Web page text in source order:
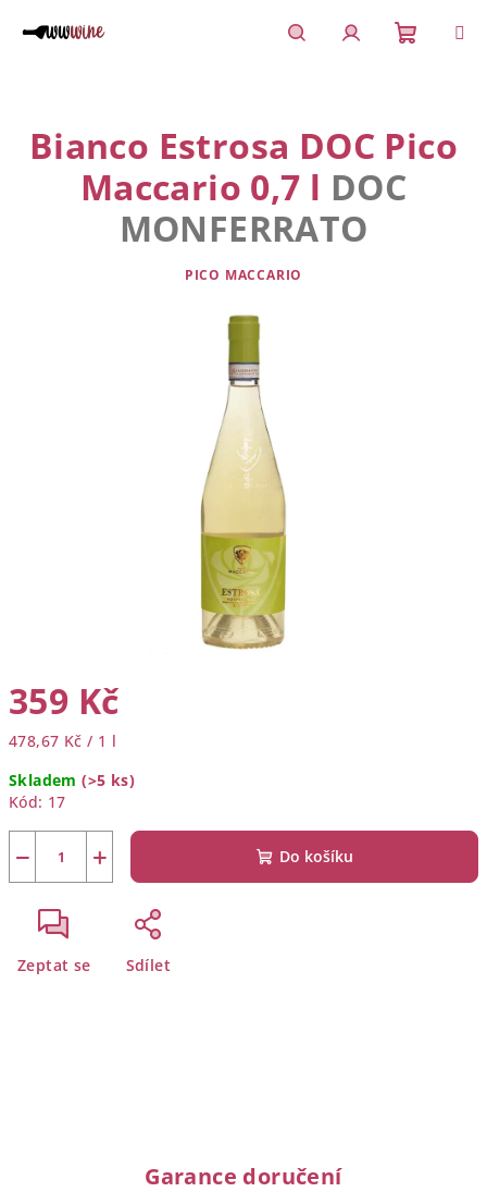
košík
359 Kč
Měrná
478,67 Kč / 1 l
Skladem(>5 ks)
Kód: 17
+
− Do košíku
Zeptat se Sdílet
Bianco Estrosa DOC Pico
Maccario 0,7 l DOC
MONFERRATO
PICO MACCARIO
Garance doručení